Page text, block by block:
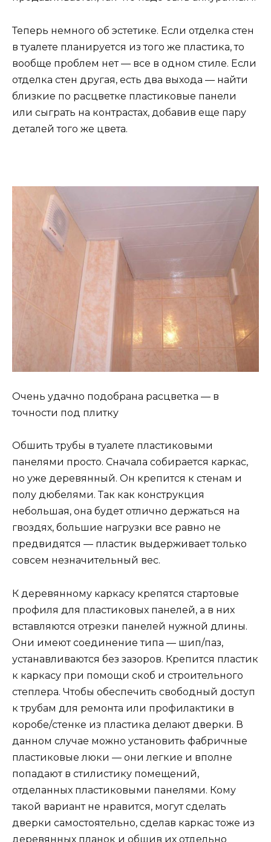
Теперь немного об эстетике. Если отделка стен
в туалете планируется из того же пластика, то
вообще проблем нет — все в одном стиле. Если
отделка стен другая, есть два выхода — найти
близкие по расцветке пластиковые панели
или сыграть на контрастах, добавив еще пару
деталей того же цвета.
Очень удачно подобрана расцветка — в
точности под плитку
Обшить трубы в туалете пластиковыми
панелями просто. Сначала собирается каркас,
но уже деревянный. Он крепится к стенам и
полу дюбелями. Так как конструкция
небольшая, она будет отлично держаться на
гвоздях, большие нагрузки все равно не
предвидятся — пластик выдерживает только
совсем незначительный вес.
К деревянному каркасу крепятся стартовые
профиля для пластиковых панелей, а в них
вставляются отрезки панелей нужной длины.
Они имеют соединение типа — шип/паз,
устанавливаются без зазоров. Крепится пластик
к каркасу при помощи скоб и строительного
степлера. Чтобы обеспечить свободный доступ
к трубам для ремонта или профилактики в
коробе/стенке из пластика делают дверки. В
данном случае можно установить фабричные
пластиковые люки — они легкие и вполне
попадают в стилистику помещений,
отделанных пластиковыми панелями. Кому
такой вариант не нравится, могут сделать
дверки самостоятельно, сделав каркас тоже из
деревянных планок и обшив их отдельно